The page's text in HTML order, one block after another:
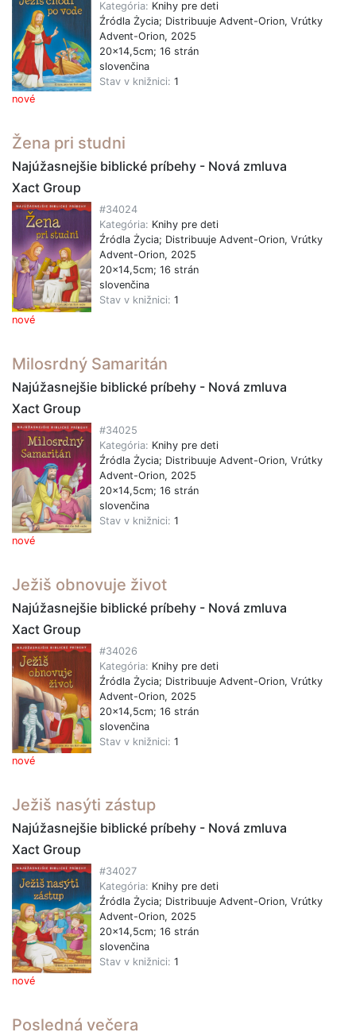
nové
Kategória: Knihy pre deti
Źródla Życia; Distribuuje Advent-Orion, Vrútky
Advent-Orion, 2025
20x14,5cm; 16 strán
slovenčina
Stav v knižnici: 1
Žena pri studni
Najúžasnejšie biblické príbehy - Nová zmluva
Xact Group
nové
#34024
Kategória: Knihy pre deti
Źródla Życia; Distribuuje Advent-Orion, Vrútky
Advent-Orion, 2025
20x14,5cm; 16 strán
slovenčina
Stav v knižnici: 1
Milosrdný Samaritán
Najúžasnejšie biblické príbehy - Nová zmluva
Xact Group
nové
#34025
Kategória: Knihy pre deti
Źródla Życia; Distribuuje Advent-Orion, Vrútky
Advent-Orion, 2025
20x14,5cm; 16 strán
slovenčina
Stav v knižnici: 1
Ježiš obnovuje život
Najúžasnejšie biblické príbehy - Nová zmluva
Xact Group
nové
#34026
Kategória: Knihy pre deti
Źródla Życia; Distribuuje Advent-Orion, Vrútky
Advent-Orion, 2025
20x14,5cm; 16 strán
slovenčina
Stav v knižnici: 1
Ježiš nasýti zástup
Najúžasnejšie biblické príbehy - Nová zmluva
Xact Group
nové
#34027
Kategória: Knihy pre deti
Źródla Życia; Distribuuje Advent-Orion, Vrútky
Advent-Orion, 2025
20x14,5cm; 16 strán
slovenčina
Stav v knižnici: 1
Posledná večera